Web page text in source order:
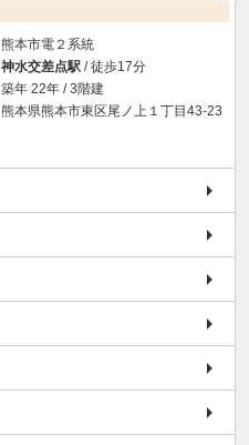
熊本市電２系統
神水交差点駅 / 徒歩17分
築年 22年 / 3階建
熊本県熊本市東区尾ノ上１丁目43-23